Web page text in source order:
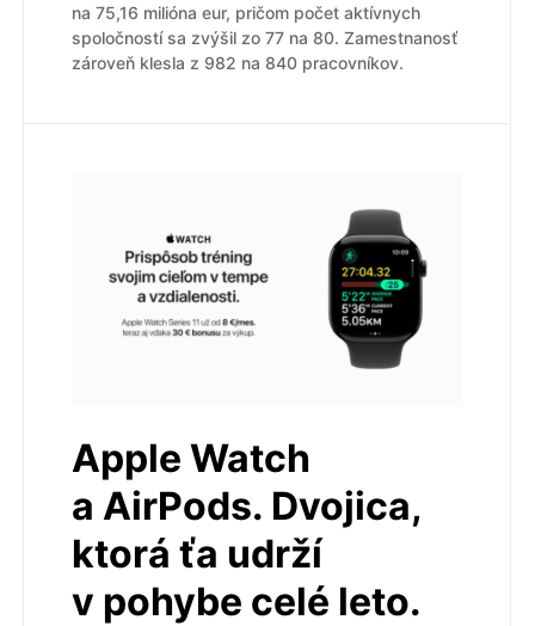
na 75,16 milióna eur, pričom počet aktívnych
spoločností sa zvýšil zo 77 na 80. Zamestnanosť
zároveň klesla z 982 na 840 pracovníkov.
Apple Watch
a AirPods. Dvojica,
ktorá ťa udrží
v pohybe celé leto.